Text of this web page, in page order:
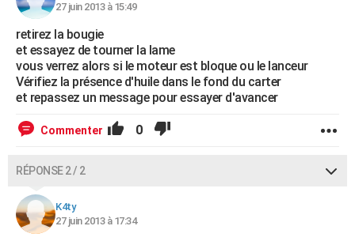
27 juin 2013 à 15:49
retirez la bougie
et essayez de tourner la lame
vous verrez alors si le moteur est bloque ou le lanceur
Vérifiez la présence d'huile dans le fond du carter
et repassez un message pour essayer d'avancer
Commenter 0
RÉPONSE 2 / 2
K4ty
27 juin 2013 à 17:34